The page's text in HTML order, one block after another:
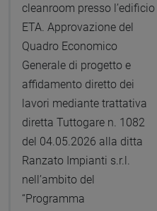
cleanroom presso l’edificio
ETA. Approvazione del
Quadro Economico
Generale di progetto e
affidamento diretto dei
lavori mediante trattativa
diretta Tuttogare n. 1082
del 04.05.2026 alla ditta
Ranzato Impianti s.r.l.
nell’ambito del
“Programma